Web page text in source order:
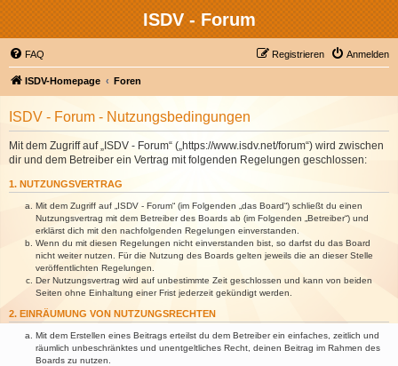
ISDV - Forum
FAQ Anmelden
Registrieren
ISDV-Homepage Foren
ISDV - Forum - Nutzungsbedingungen
Mit dem Zugriff auf „ISDV - Forum“ („https://www.isdv.net/forum“) wird zwischen
dir und dem Betreiber ein Vertrag mit folgenden Regelungen geschlossen:
1. NUTZUNGSVERTRAG
Mit dem Zugriff auf „ISDV - Forum“ (im Folgenden „das Board“) schließt du einen
Nutzungsvertrag mit dem Betreiber des Boards ab (im Folgenden „Betreiber“) und
erklärst dich mit den nachfolgenden Regelungen einverstanden.
Wenn du mit diesen Regelungen nicht einverstanden bist, so darfst du das Board
nicht weiter nutzen. Für die Nutzung des Boards gelten jeweils die an dieser Stelle
veröffentlichten Regelungen.
Der Nutzungsvertrag wird auf unbestimmte Zeit geschlossen und kann von beiden
Seiten ohne Einhaltung einer Frist jederzeit gekündigt werden.
2. EINRÄUMUNG VON NUTZUNGSRECHTEN
Mit dem Erstellen eines Beitrags erteilst du dem Betreiber ein einfaches, zeitlich und
räumlich unbeschränktes und unentgeltliches Recht, deinen Beitrag im Rahmen des
Boards zu nutzen.